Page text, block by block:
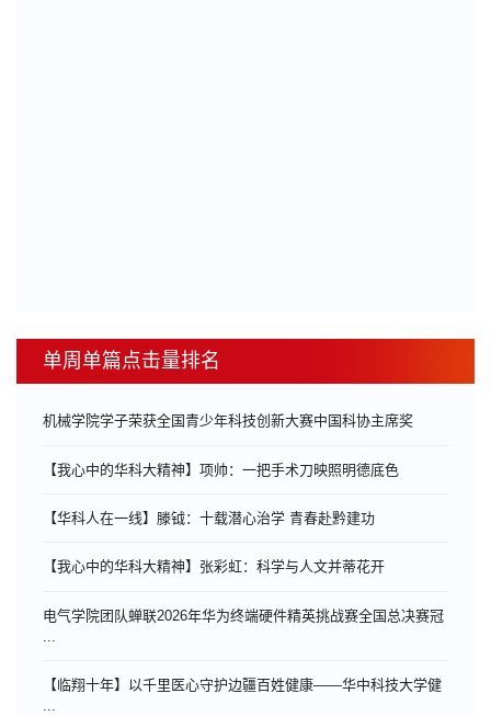
单周单篇点击量排名
机械学院学子荣获全国青少年科技创新大赛中国科协主席奖
【我心中的华科大精神】项帅：一把手术刀映照明德底色
【华科人在一线】滕钺：十载潜心治学 青春赴黔建功
【我心中的华科大精神】张彩虹：科学与人文并蒂花开
电气学院团队蝉联2026年华为终端硬件精英挑战赛全国总决赛冠
【临翔十年】以千里医心守护边疆百姓健康——华中科技大学健
...